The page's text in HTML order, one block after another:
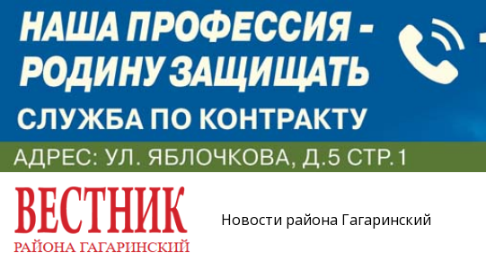
Новости района Гагаринский